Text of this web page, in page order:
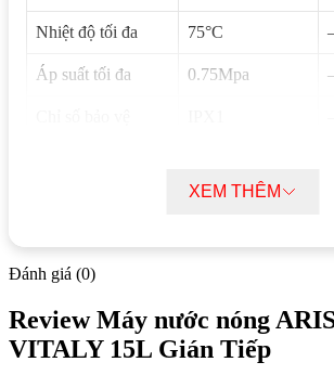
Nhiệt độ tối đa 75°C
Áp suất tối đa 0.75Mpa
Khối lượng tịnh
Tổng khối lượng 10.5kg
Kích thước
360x360x318mm
XEM THÊM
Đánh giá (0)
Review Máy nước nóng
VITALY 15L Gián Tiếp